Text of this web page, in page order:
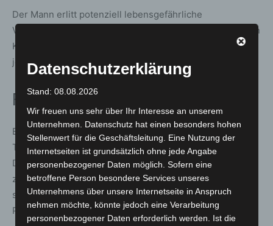
Der Mann erlitt potenziell lebensgefährliche
Verletzungen und wurde mit einem Rettungswagen in ein
Krankenhaus gebracht. Nach aktuellem Stand besteht
jedoch keine Lebensgefahr.
Festnahme im Nahbereich
Einsatzkräfte der Polizei Hannover konnten den
Tatverdächtigen im Nahbereich stellen und festnehmen.
Dabei leistete der 17-Jährige Widerstand. Das von ihm
zwischenzeitlich weggeworfene Messer wurde
sichergestellt. Der Jugendliche kam in
Polizeigewahrsam.
Datenschutzerklärung
Stand: 08.08.2026
Wir freuen uns sehr über Ihr Interesse an unserem
Unternehmen. Datenschutz hat einen besonders hohen
Stellenwert für die Geschäftsleitung. Eine Nutzung der
Internetseiten ist grundsätzlich ohne jede Angabe
personenbezogener Daten möglich. Sofern eine
betroffene Person besondere Services unseres
Unternehmens über unsere Internetseite in Anspruch
nehmen möchte, könnte jedoch eine Verarbeitung
personenbezogener Daten erforderlich werden. Ist die